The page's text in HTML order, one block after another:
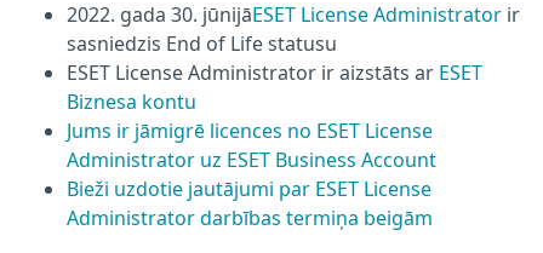
2022. gada 30. jūnijāESET License Administrator ir
sasniedzis End of Life statusu
ESET License Administrator ir aizstāts ar ESET
Biznesa kontu
Jums ir jāmigrē licences no ESET License
Administrator uz ESET Business Account
Bieži uzdotie jautājumi par ESET License
Administrator darbības termiņa beigām